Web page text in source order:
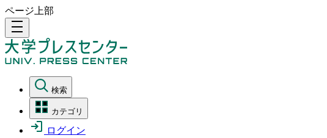
ページ上部
density_medium
検索
カテゴリ
ログイン